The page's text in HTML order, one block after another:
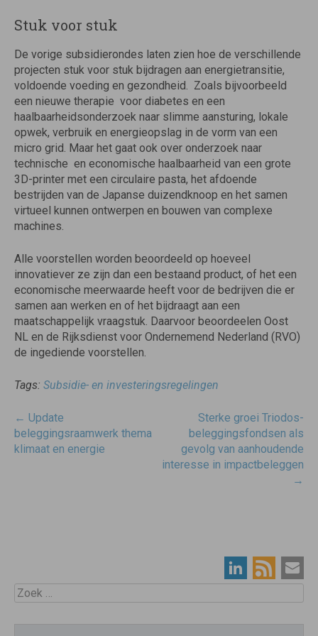
Stuk voor stuk
De vorige subsidierondes laten zien hoe de verschillende
projecten stuk voor stuk bijdragen aan energietransitie,
voldoende voeding en gezondheid. Zoals bijvoorbeeld
een nieuwe therapie voor diabetes en een
haalbaarheidsonderzoek naar slimme aansturing, lokale
opwek, verbruik en energieopslag in de vorm van een
micro grid. Maar het gaat ook over onderzoek naar
technische en economische haalbaarheid van een grote
3D-printer met een circulaire pasta, het afdoende
bestrijden van de Japanse duizendknoop en het samen
virtueel kunnen ontwerpen en bouwen van complexe
machines.
Alle voorstellen worden beoordeeld op hoeveel
innovatiever ze zijn dan een bestaand product, of het een
economische meerwaarde heeft voor de bedrijven die er
samen aan werken en of het bijdraagt aan een
maatschappelijk vraagstuk. Daarvoor beoordeelen Oost
NL en de Rijksdienst voor Ondernemend Nederland (RVO)
de ingediende voorstellen.
Tags: Subsidie- en investeringsregelingen
Post
navigatie
← Update
beleggingsraamwerk thema
klimaat en energie
Sterke groei Triodos-
beleggingsfondsen als
gevolg van aanhoudende
interesse in impactbeleggen
→
Zoek